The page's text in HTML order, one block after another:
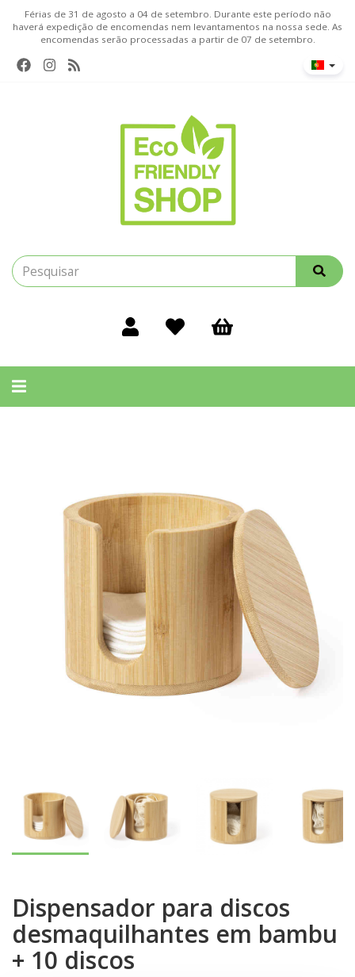
Férias de 31 de agosto a 04 de setembro. Durante este período não
haverá expedição de encomendas nem levantamentos na nossa sede. As
encomendas serão processadas a partir de 07 de setembro.
Alternar
Dispensador para discos
desmaquilhantes em bambu
+ 10 discos